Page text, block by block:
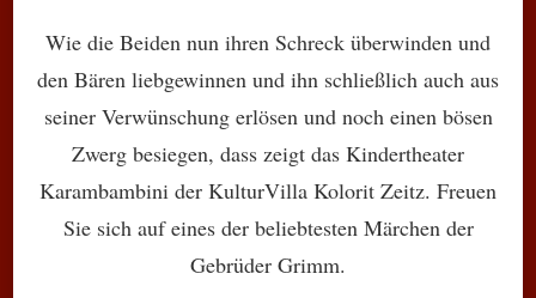
Wie die Beiden nun ihren Schreck überwinden und
den Bären liebgewinnen und ihn schließlich auch aus
seiner Verwünschung erlösen und noch einen bösen
Zwerg besiegen, dass zeigt das Kindertheater
Karambambini der KulturVilla Kolorit Zeitz. Freuen
Sie sich auf eines der beliebtesten Märchen der
Gebrüder Grimm.